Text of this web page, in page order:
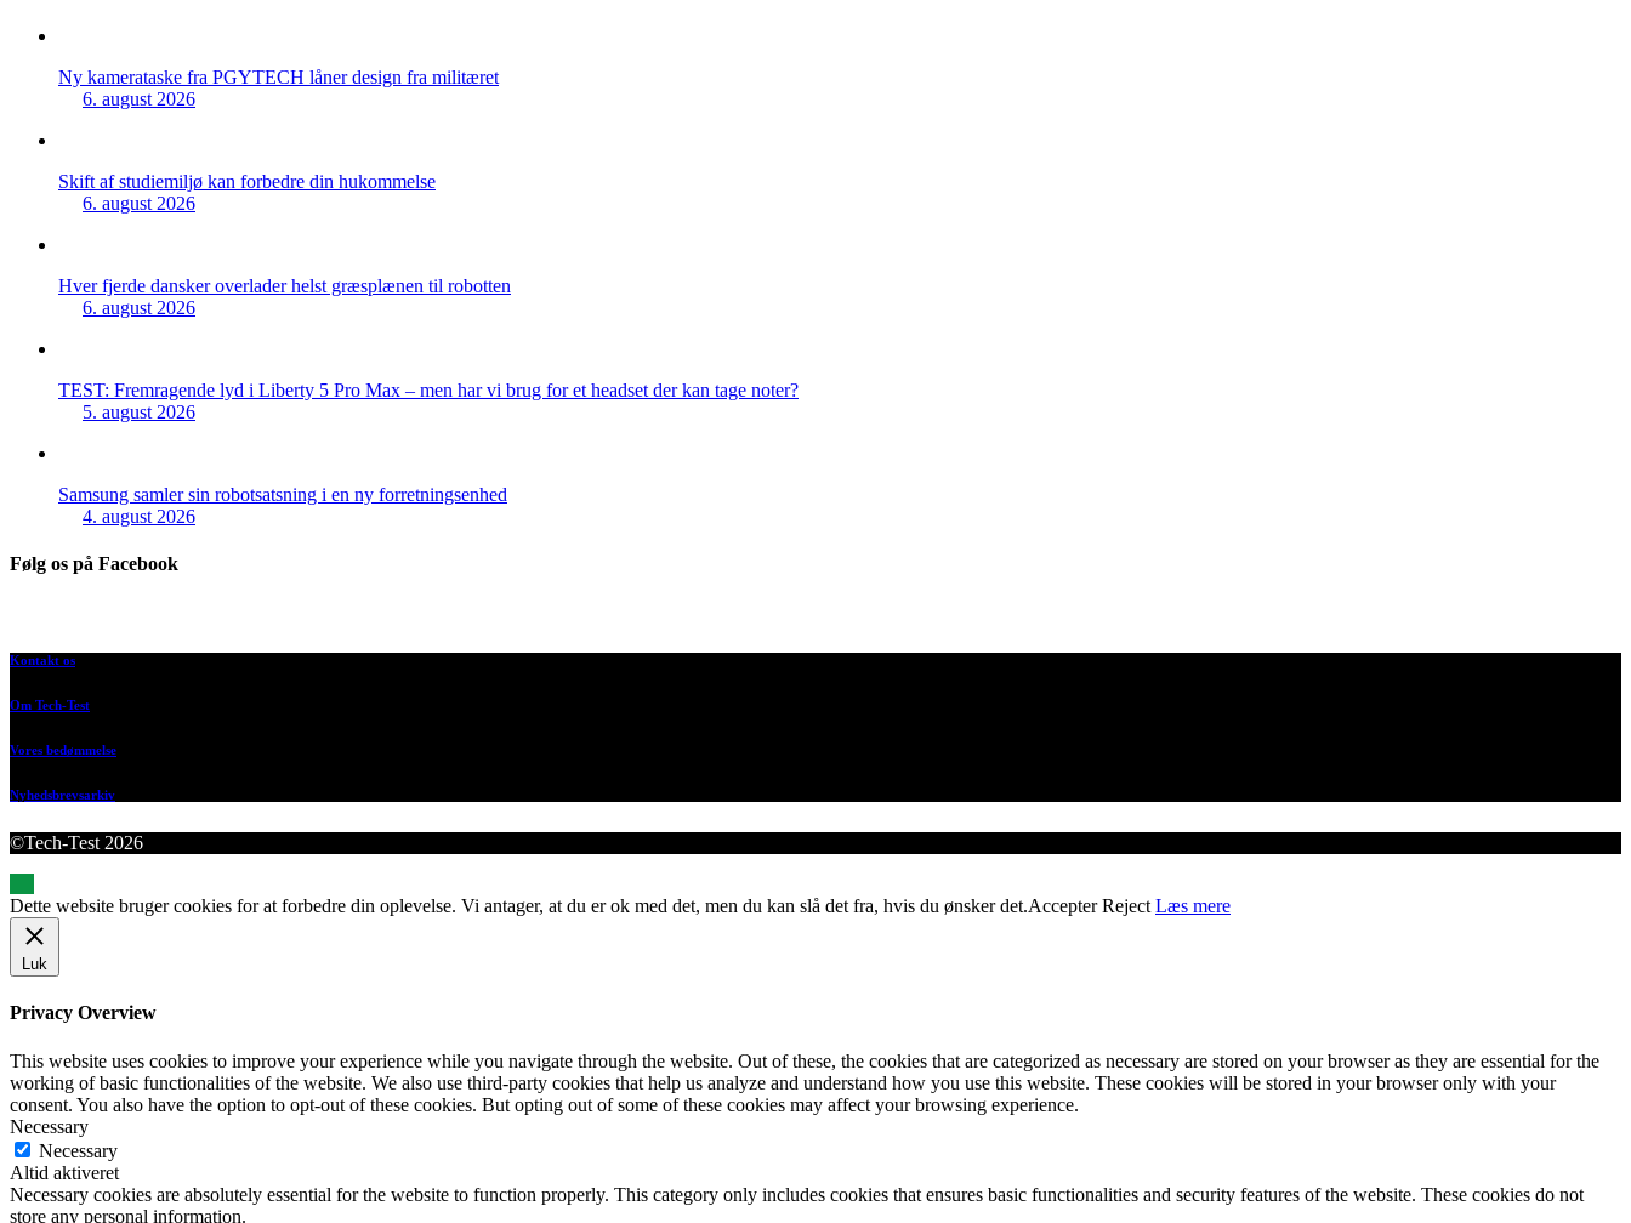
Ny kamerataske fra PGYTECH låner design fra militæret
6. august 2026
Skift af studiemiljø kan forbedre din hukommelse
6. august 2026
Hver fjerde dansker overlader helst græsplænen til robotten
6. august 2026
TEST: Fremragende lyd i Liberty 5 Pro Max – men har vi brug for et headset der kan tage noter?
5. august 2026
Samsung samler sin robotsatsning i en ny forretningsenhed
4. august 2026
Følg os på Facebook
Kontakt os
Om Tech-Test
Vores bedømmelse
Nyhedsbrevsarkiv
©Tech-Test 2026
Dette website bruger cookies for at forbedre din oplevelse. Vi antager, at du er ok med det, men du kan slå det fra, hvis du ønsker det.Accepter Reject Læs mere
Luk
Privacy Overview
This website uses cookies to improve your experience while you navigate through the website. Out of these, the cookies that are categorized as necessary are stored on your browser as they are essential for the
working of basic functionalities of the website. We also use third-party cookies that help us analyze and understand how you use this website. These cookies will be stored in your browser only with your
consent. You also have the option to opt-out of these cookies. But opting out of some of these cookies may affect your browsing experience.
Necessary
Necessary
Altid aktiveret
Necessary cookies are absolutely essential for the website to function properly. This category only includes cookies that ensures basic functionalities and security features of the website. These cookies do not
store any personal information.